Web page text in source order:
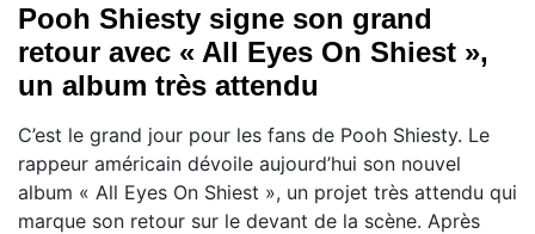
Pooh Shiesty signe son grand
retour avec « All Eyes On Shiest »,
un album très attendu
C’est le grand jour pour les fans de Pooh Shiesty. Le
rappeur américain dévoile aujourd’hui son nouvel
album « All Eyes On Shiest », un projet très attendu qui
marque son retour sur le devant de la scène. Après